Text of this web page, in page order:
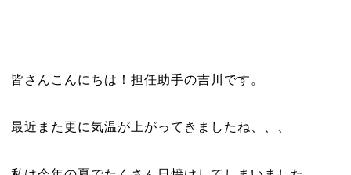
皆さんこんにちは！担任助手の吉川です。
最近また更に気温が上がってきましたね、、、